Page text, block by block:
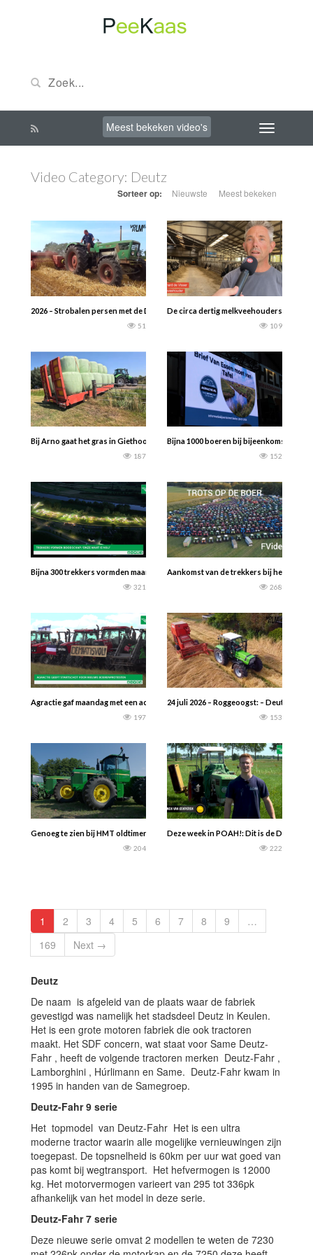
Meest bekeken video's
Video Category: Deutz
Sorteer op: Nieuwste Meest bekeken
2026 – Strobalen persen met de Deutz D8006 trekker en de Fahr HD 300
51
De circa dertig melkveehouders op
109
Bij Arno gaat het gras in Giethoorn in de ronde baal en zijn kapper heeft een
187
Bijna 1000 boeren bij bijeenkomst
152
Bijna 300 trekkers vormden maandagavond in Zutphen ‘Onze maat is vol!’.
321
Aankomst van de trekkers bij het
268
Agractie gaf maandag met een actie in Gorinchem langs de A27 het
197
24 juli 2026 – Roggeoogst: – Deutz-
153
Genoeg te zien bij HMT oldtimerfestival in Panningen. Trekkerweb.nl
204
Deze week in POAH!: Dit is de Deutz D
222
1 2 3 4 5 6 7 8 9
…
169
Next →
Deutz
De naam is afgeleid van de plaats waar de fabriek
gevestigd was namelijk het stadsdeel Deutz in Keulen.
Het is een grote motoren fabriek die ook tractoren
maakt. Het SDF concern, wat staat voor Same Deutz-
Fahr , heeft de volgende tractoren merken Deutz-Fahr ,
Lamborghini , Húrlimann en Same. Deutz-Fahr kwam in
1995 in handen van de Samegroep.
Deutz-Fahr 9 serie
Het topmodel van Deutz-Fahr Het is een ultra
moderne tractor waarin alle mogelijke vernieuwingen zijn
toegepast. De topsnelheid is 60km per uur wat goed van
pas komt bij wegtransport. Het hefvermogen is 12000
kg. Het motorvermogen varieert van 295 tot 336pk
afhankelijk van het model in deze serie.
Deutz-Fahr 7 serie
Deze nieuwe serie omvat 2 modellen te weten de 7230